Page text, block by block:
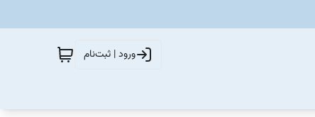
ورود | ثبت‌نام